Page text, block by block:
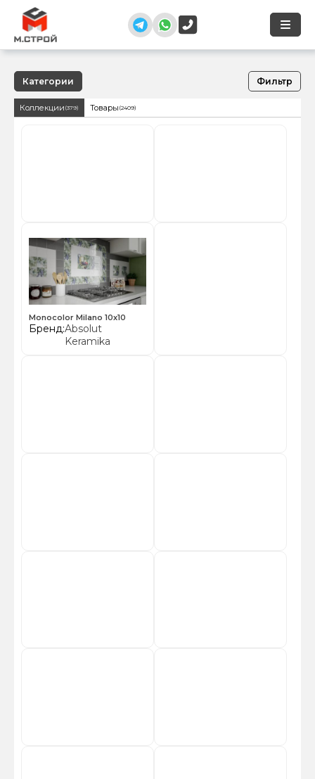
Категории Фильтр
Коллекции (379) Товары (2409)
Monocolor Milano 10х10
Бренд:Absolut
Keramika